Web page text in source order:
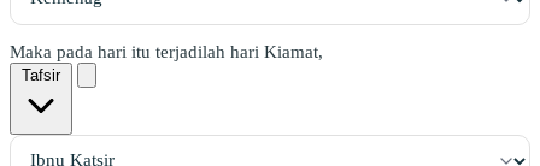
Maka pada hari itu terjadilah hari Kiamat,
Tafsir